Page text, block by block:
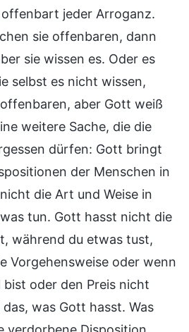
jeder Arroganz.
sie offenbaren, dann
sie wissen es. Oder es
selbst es nicht wissen,
aber Gott weiß
weitere Sache, die die
dürfen: Gott bringt
der Menschen in
die Art und Weise in
tun. Gott hasst nicht die
während du etwas tust,
Vorgehensweise oder wenn
oder den Preis nicht
was Gott hasst. Was